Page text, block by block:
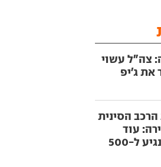
צה"ל עשוי
את ג'יפ
הרכב הסינית
עוד
השנה נגיע ל-500